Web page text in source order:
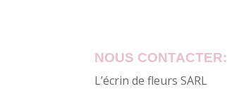
NOUS CONTACTER:
L’écrin de fleurs SARL